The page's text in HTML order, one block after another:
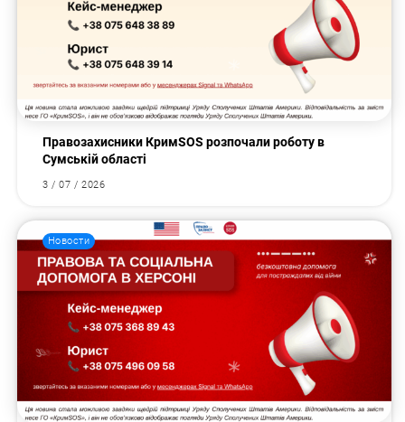
Правозахисники КримSOS розпочали роботу в
Сумській області
3 / 07 / 2026
Новости